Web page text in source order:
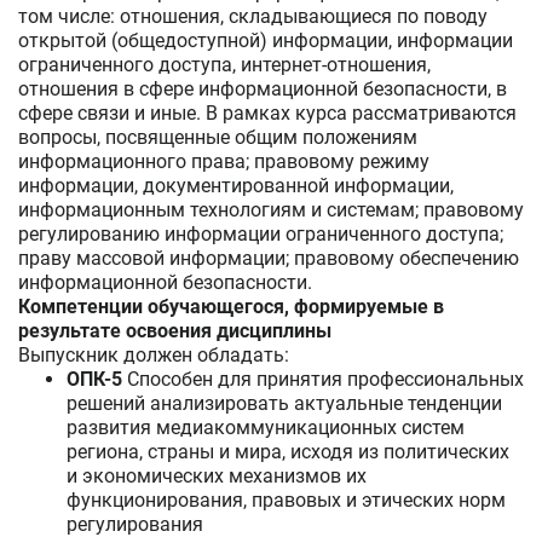
том числе: отношения, складывающиеся по поводу
открытой (общедоступной) информации, информации
ограниченного доступа, интернет-отношения,
отношения в сфере информационной безопасности, в
сфере связи и иные. В рамках курса рассматриваются
вопросы, посвященные общим положениям
информационного права; правовому режиму
информации, документированной информации,
информационным технологиям и системам; правовому
регулированию информации ограниченного доступа;
праву массовой информации; правовому обеспечению
информационной безопасности.
Компетенции обучающегося, формируемые в
результате освоения дисциплины
Выпускник должен обладать:
ОПК-5 Способен для принятия профессиональных
решений анализировать актуальные тенденции
развития медиакоммуникационных систем
региона, страны и мира, исходя из политических
и экономических механизмов их
функционирования, правовых и этических норм
регулирования